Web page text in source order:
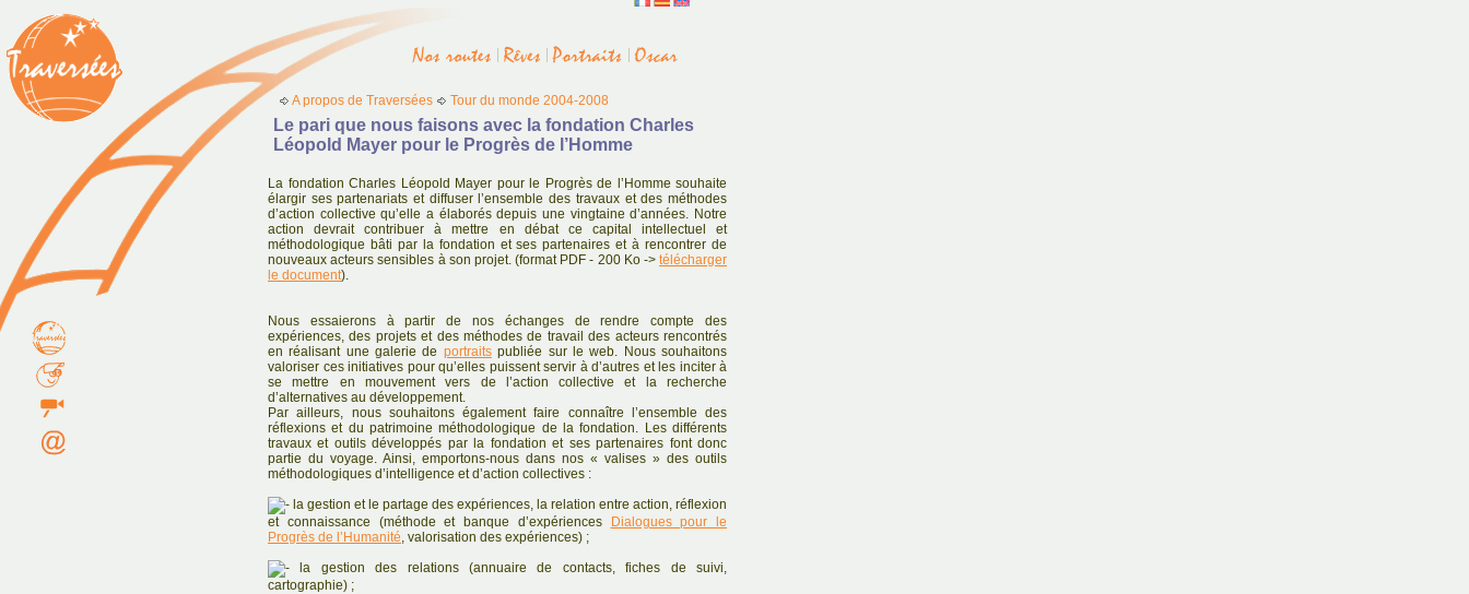
A propos de Traversées Tour du monde 2004-2008
Le pari que nous faisons avec la fondation Charles
Léopold Mayer pour le Progrès de l’Homme
La fondation Charles Léopold Mayer pour le Progrès de l’Homme souhaite
élargir ses partenariats et diffuser l’ensemble des travaux et des méthodes
d’action collective qu’elle a élaborés depuis une vingtaine d’années. Notre
action devrait contribuer à mettre en débat ce capital intellectuel et
méthodologique bâti par la fondation et ses partenaires et à rencontrer de
nouveaux acteurs sensibles à son projet. (format PDF - 200 Ko -> télécharger
le document).
Nous essaierons à partir de nos échanges de rendre compte des
expériences, des projets et des méthodes de travail des acteurs rencontrés
en réalisant une galerie de portraitspubliée sur le web. Nous souhaitons
valoriser ces initiatives pour qu’elles puissent servir à d’autres et les inciter à
se mettre en mouvement vers de l’action collective et la recherche
d’alternatives au développement.
Par ailleurs, nous souhaitons également faire connaître l’ensemble des
réflexions et du patrimoine méthodologique de la fondation. Les différents
travaux et outils développés par la fondation et ses partenaires font donc
partie du voyage. Ainsi, emportons-nous dans nos « valises » des outils
méthodologiques d’intelligence et d’action collectives :
la gestion et le partage des expériences, la relation entre action, réflexion
et connaissance (méthode et banque d’expériences
Dialogues pour le
Progrès de l’Humanité, valorisation des expériences) ;
la gestion des relations (annuaire de contacts, fiches de suivi,
cartographie) ;